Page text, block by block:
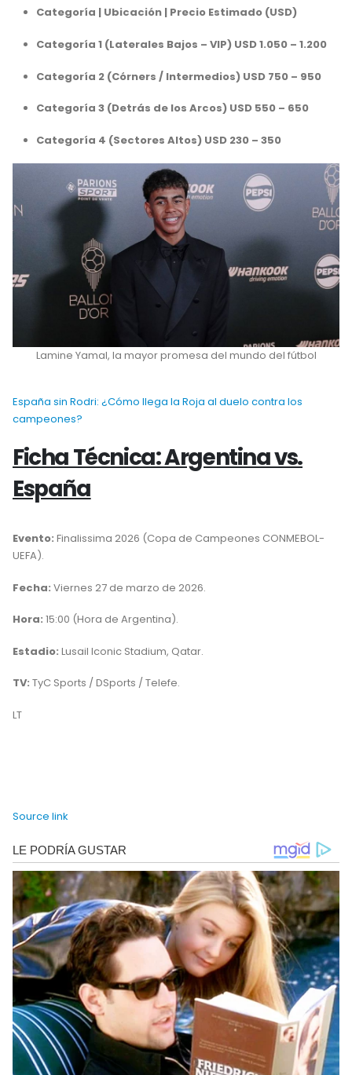
Categoría | Ubicación | Precio Estimado (USD)
Categoría 1 (Laterales Bajos – VIP) USD 1.050 – 1.200
Categoría 2 (Córners / Intermedios) USD 750 – 950
Categoría 3 (Detrás de los Arcos) USD 550 – 650
Categoría 4 (Sectores Altos) USD 230 – 350
Lamine Yamal, la mayor promesa del mundo del fútbol
España sin Rodri: ¿Cómo llega la Roja al duelo contra los
campeones?
Ficha Técnica: Argentina vs.
España
Evento: Finalissima 2026 (Copa de Campeones CONMEBOL-
UEFA).
Fecha: Viernes 27 de marzo de 2026.
Hora: 15:00 (Hora de Argentina).
Estadio: Lusail Iconic Stadium, Qatar.
TV: TyC Sports / DSports / Telefe.
LT
Source link